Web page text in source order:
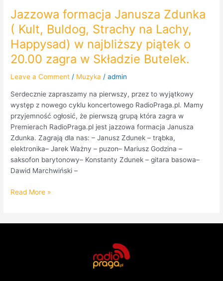
Jazzowa formacja Janusza Zdunka
( Kult, Buldog, Strachy na Lachy,
Happysad) w najbliższy piątek o
20.00 zagra w Składzie Butelek.
Leave a Comment / Muzyka /admin
Serdecznie zapraszamy na pierwszy, przez to wyjątkowy
występ z nowego cyklu koncertowego RadioPraga.pl. Mamy
przyjemność ogłosić, że pierwszą grupą która zagra w
Premierach RadioPraga.pl jest jazzowa formacja Janusza
Zdunka. Zagrają dla nas: – Janusz Zdunek – trąbka,
elektronika– Jarek Ważny – puzon– Mariusz Godzina –
saksofon barytonowy– Konstanty Zdunek – gitara basowa–
Dawid Marchwiński –
Read More »